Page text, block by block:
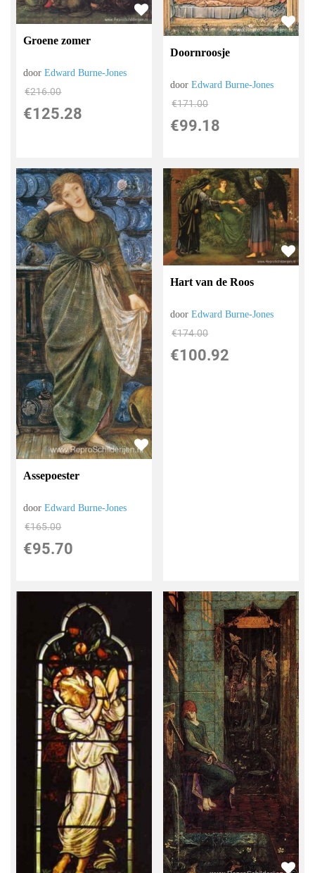
Groene zomer
doorEdward Burne-Jones
€216.00
€125.28
Doornroosje
doorEdward Burne-Jones
€171.00
€99.18
Assepoester
doorEdward Burne-Jones
€165.00
€95.70
Hart van de Roos
doorEdward Burne-Jones
€174.00
€100.92